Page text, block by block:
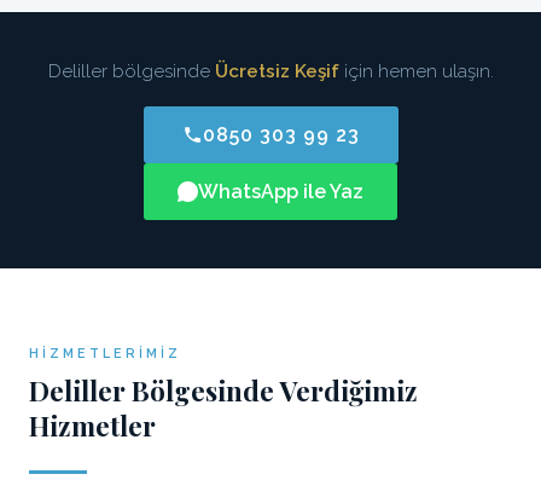
Deliller bölgesinde Ücretsiz Keşifiçin hemen ulaşın.
0850 303 99 23
WhatsApp ile Yaz
HIZMETLERIMIZ
Deliller Bölgesinde Verdiğimiz
Hizmetler